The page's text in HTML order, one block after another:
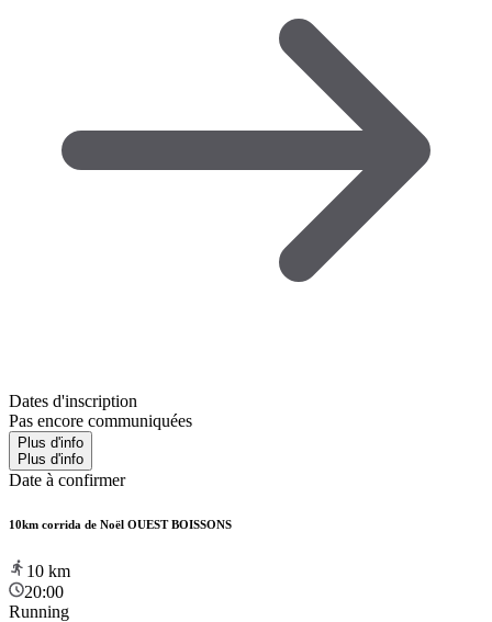
Dates d'inscription
Pas encore communiquées
Plus d'info
Plus d'info
Date à confirmer
10km corrida de Noël OUEST BOISSONS
10 km
20:00
Running